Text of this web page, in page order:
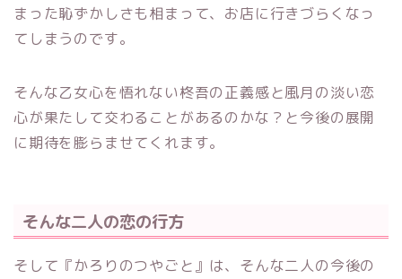
まった恥ずかしさも相まって、お店に行きづらくなっ
てしまうのです。
そんな乙女心を悟れない柊吾の正義感と風月の淡い恋
心が果たして交わることがあるのかな？と今後の展開
に期待を膨らませてくれます。
そんな二人の恋の行方
そして『かろりのつやごと』は、そんな二人の今後の